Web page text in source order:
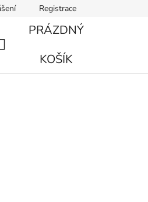
Registrace
NÁKUPNÍ
PRÁZDNÝ
KOŠÍK